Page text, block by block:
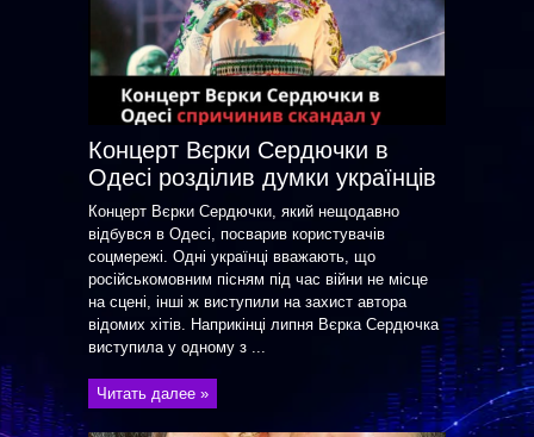
Концерт Вєрки Сердючки в
Одесі розділив думки українців
Концерт Вєрки Сердючки, який нещодавно
відбувся в Одесі, посварив користувачів
соцмережі. Одні українці вважають, що
російськомовним пісням під час війни не місце
на сцені, інші ж виступили на захист автора
відомих хітів. Наприкінці липня Вєрка Сердючка
виступила у одному з ...
Читать далее »